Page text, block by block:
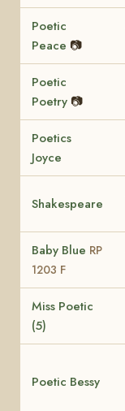
Poetic
Peace 📷
Poetic
Poetry 📷
Poetics
Joyce
Shakespeare
Baby Blue RP
1203 F
Miss Poetic
(5)
Poetic Bessy